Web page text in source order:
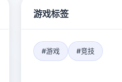
游戏标签
#游戏 #竞技